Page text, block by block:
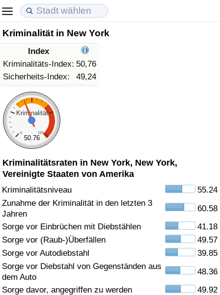
Kriminalität in New York
Index
Kriminalitäts-Index: 50,76
Sicherheits-Index:
49,24
Kriminalität
0 120
50.76
Kriminalitätsraten in New York, New York,
Vereinigte Staaten von Amerika
Kriminalitätsniveau
55.24
Zunahme der Kriminalität in den letzten 3
Jahren
60.58
Sorge vor Einbrüchen mit Diebstählen
41.18
Sorge vor (Raub-)Überfällen
49.57
Sorge vor Autodiebstahl
39.85
Sorge vor Diebstahl von Gegenständen aus
dem Auto
48.36
Sorge davor, angegriffen zu werden
49.92
Lebenshaltungskosten
Lebenshaltungskosten-Index (aktuell)
Lebenshaltungskosten-Index
Lebenshaltungskosten-Index nach Land
in Akaba
Immobilienpreise
Immobilienpreis-Index (aktuell)
Immobilienpreis-Index
Immobilienpreis-Index nach Land
Lebensqualität
Lebensqualität-Index
Lebensqualität-Index (aktuell)
Lebensqualitätsindex nach Land
Kriminalität
Kriminalitäts-Index (aktuell)
Kriminalitäts-Index
Kriminalitätsindex nach Land
Gesundheitsversorgung
Gesundheitsversorgungs-Index (aktuell)
Gesundheitsversorgungs-Index